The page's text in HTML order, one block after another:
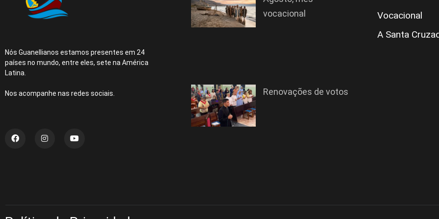
Nós Guanellianos estamos presentes em 24
países no mundo, entre eles, sete na América
Latina.
Nos acompanhe nas redes sociais.
vocacional
Renovações de votos
Vocacional
A Santa